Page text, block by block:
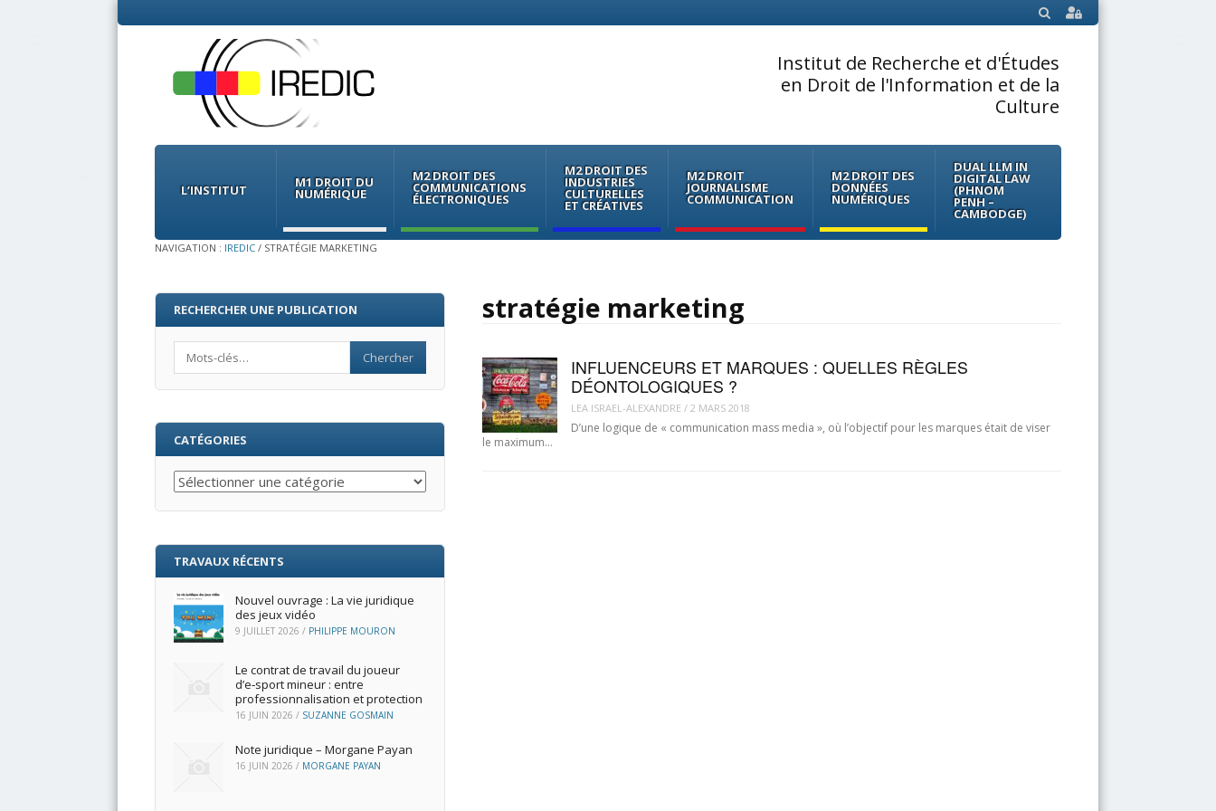
SEARCH
Institut de Recherche et d'Études
en Droit de l'Information et de la
Culture
Menu
Skip
contentL’INSTITUT M1 DROIT DU
NUMÉRIQUE
M2 DROIT DES
COMMUNICATIONS
ÉLECTRONIQUES
M2 DROIT DES
INDUSTRIES
CULTURELLES
ET CRÉATIVES
M2 DROIT
JOURNALISME
COMMUNICATION
M2 DROIT DES
DONNÉES
NUMÉRIQUES
DUAL LLM IN
DIGITAL LAW
(PHNOM
PENH –
CAMBODGE)
NAVIGATION : IREDIC / STRATÉGIE MARKETING
stratégie marketing
INFLUENCEURS ET MARQUES : QUELLES RÈGLES
DÉONTOLOGIQUES ?
LEA ISRAEL-ALEXANDRE / 2 MARS 2018
D’une logique de « communication mass media », où l’objectif pour les marques était de viser
le maximum…
RECHERCHER UNE PUBLICATION
CATÉGORIES
Catégories
TRAVAUX RÉCENTS
Nouvel ouvrage : La vie juridique
des jeux vidéo
9 JUILLET 2026 / PHILIPPE MOURON
Le contrat de travail du joueur
d’e‑sport mineur : entre
professionnalisation et protection
16 JUIN 2026 / SUZANNE GOSMAIN
Note juridique – Morgane Payan
16 JUIN 2026 / MORGANE PAYAN